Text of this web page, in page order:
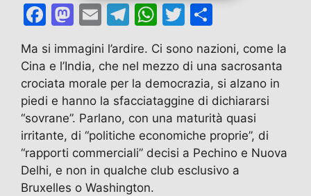
F
a
c
e
b
o
o
k
M
st
o
d
o
n
E
m
ai
l
T
el
e
gr
a
m
W
h
at
s
A
p
p
T
itt
er
o
n
di
vi
di
Ma si immagini l’ardire. Ci sono nazioni, come la
Cina e l’India, che nel mezzo di una sacrosanta
crociata morale per la democrazia, si alzano in
piedi e hanno la sfacciataggine di dichiararsi
“sovrane”. Parlano, con una maturità quasi
irritante, di “politiche economiche proprie”, di
“rapporti commerciali” decisi a Pechino e Nuova
Delhi, e non in qualche club esclusivo a
Bruxelles o Washington.